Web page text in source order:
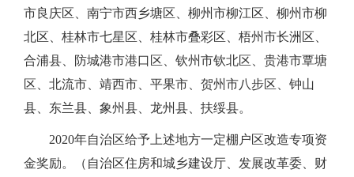
市良庆区、南宁市西乡塘区、柳州市柳江区、柳州市柳
北区、桂林市七星区、桂林市叠彩区、梧州市长洲区、
合浦县、防城港市港口区、钦州市钦北区、贵港市覃塘
区、北流市、靖西市、平果市、贺州市八步区、钟山
县、东兰县、象州县、龙州县、扶绥县。
2020年自治区给予上述地方一定棚户区改造专项资
金奖励。（自治区住房和城乡建设厅、发展改革委、财